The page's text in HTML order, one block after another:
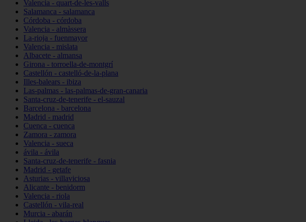
Valencia - quart-de-les-valls
Salamanca - salamanca
Córdoba - córdoba
Valencia - almàssera
La-rioja - fuenmayor
Valencia - mislata
Albacete - almansa
Girona - torroella-de-montgrí
Castellón - castelló-de-la-plana
Illes-balears - ibiza
Las-palmas - las-palmas-de-gran-canaria
Santa-cruz-de-tenerife - el-sauzal
Barcelona - barcelona
Madrid - madrid
Cuenca - cuenca
Zamora - zamora
Valencia - sueca
ávila - ávila
Santa-cruz-de-tenerife - fasnia
Madrid - getafe
Asturias - villaviciosa
Alicante - benidorm
Valencia - riola
Castellón - vila-real
Murcia - abarán